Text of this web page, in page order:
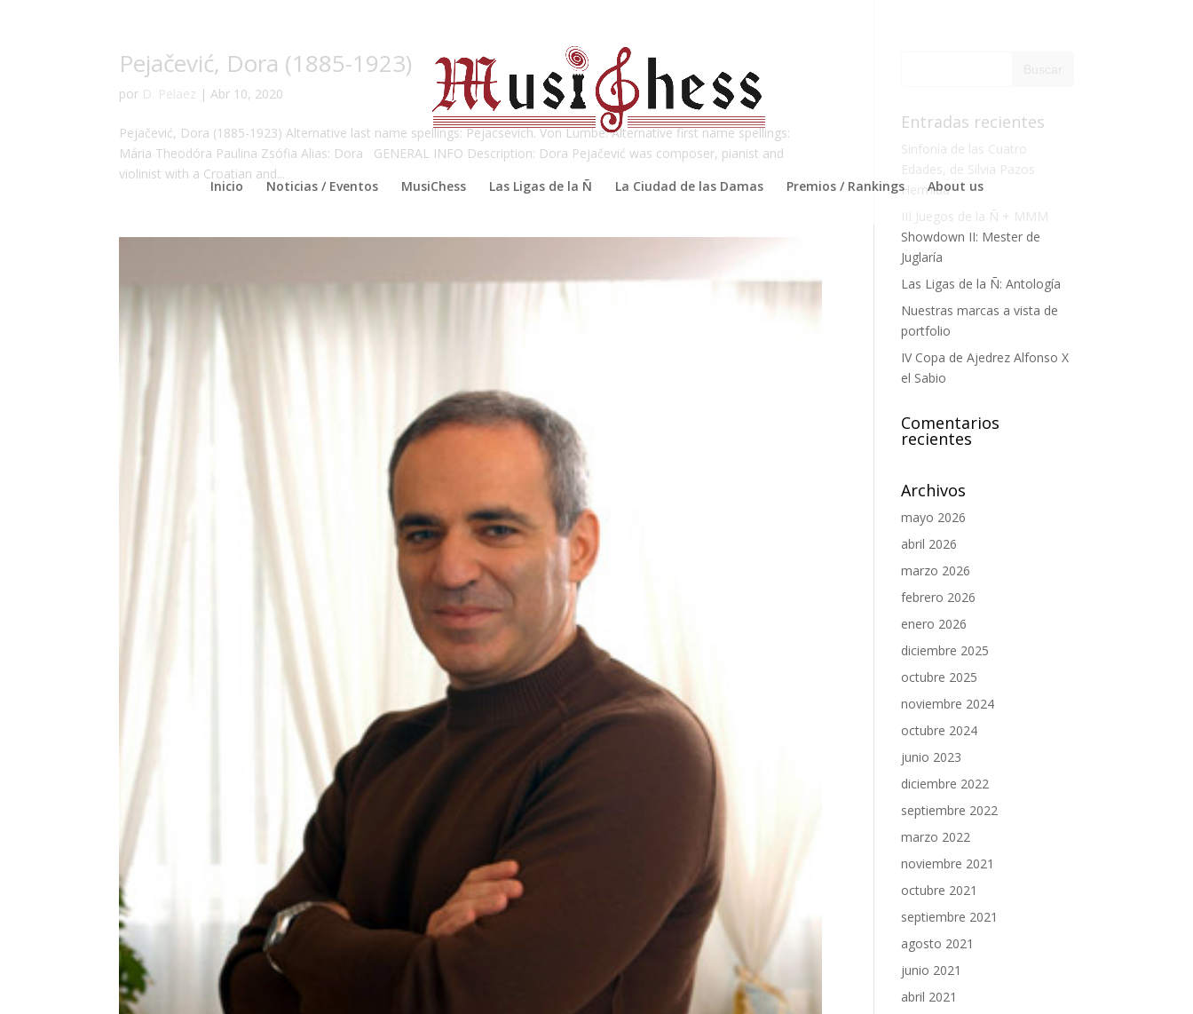
Inicio Noticias / Eventos MusiChess Las Ligas de la Ñ La Ciudad de las Damas Premios / Rankings About us
Pejačević, Dora (1885-1923)
por D. Pelaez |Abr 10, 2020
Pejačević, Dora (1885-1923) Alternative last name spellings: Pejacsevich. Von Lumbe. Alternative first name spellings:
Mária Theodóra Paulina Zsófia Alias: Dora GENERAL INFO Description: Dora Pejačević was composer, pianist and
violinist with a Croatian and...
Entradas recientes
Sinfonía de las Cuatro
Edades, de Silvia Pazos
Hermida
III Juegos de la Ñ + MMM
Showdown II: Mester de
Juglaría
Las Ligas de la Ñ: Antología
Nuestras marcas a vista de
portfolio
IV Copa de Ajedrez Alfonso X
el Sabio
Comentarios
recientes
Archivos
mayo 2026
abril 2026
marzo 2026
febrero 2026
enero 2026
diciembre 2025
octubre 2025
noviembre 2024
octubre 2024
junio 2023
diciembre 2022
septiembre 2022
marzo 2022
noviembre 2021
octubre 2021
septiembre 2021
agosto 2021
junio 2021
abril 2021